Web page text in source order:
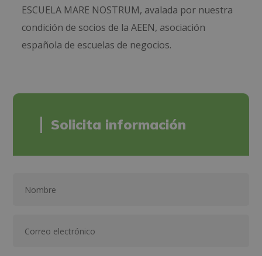
ESCUELA MARE NOSTRUM, avalada por nuestra
condición de socios de la AEEN, asociación
española de escuelas de negocios.
Solicita información